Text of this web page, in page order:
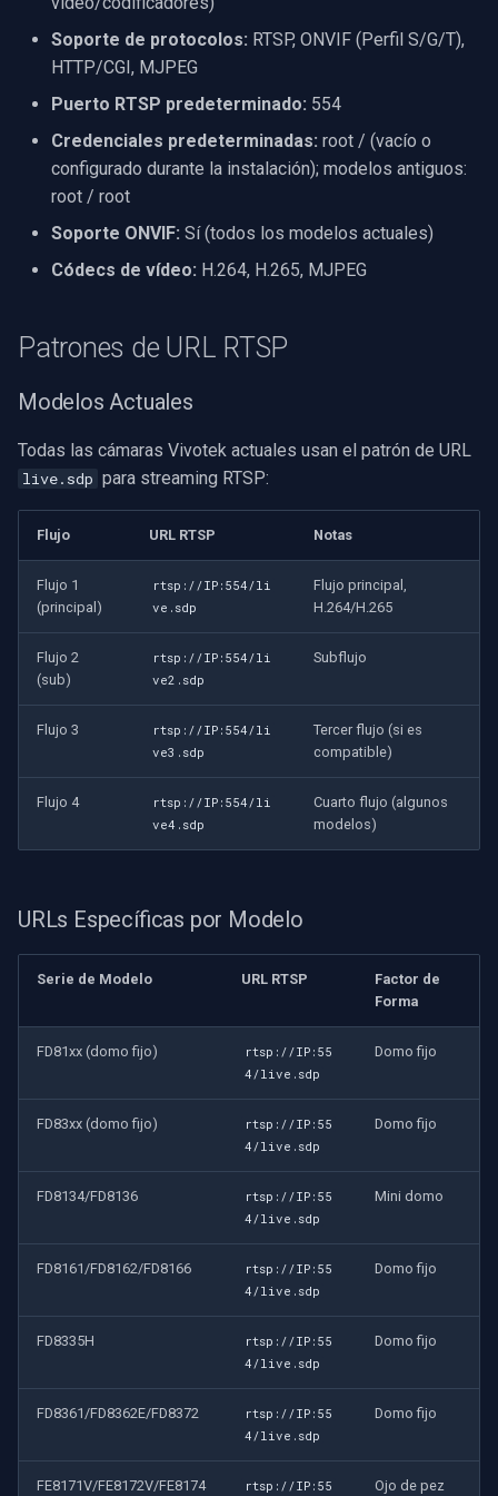
Detección de eventos de
Motores X
VideoView Establecer
Imagen Personalizada
Zoom en Fotograma de
Compositor de Video en Vivo
Puente
ElevenLabs
Especial
NVIDIA
AMA
OpenCV
OpenGL
Específico de Linux
Específico de Apple
Recursos Relacionados
Captura de Video (WMV)
Crossbar de Entrada de
Renderizador de Video
Soporte de protocolos: RTSP, ONVIF (Perfil S/G/T),
HTTP/CGI, MJPEG
Puerto RTSP predeterminado: 554
Credenciales predeterminadas: root / (vacío o
configurado durante la instalación); modelos antiguos:
root / root
Soporte ONVIF: Sí (todos los modelos actuales)
Códecs de vídeo: H.264, H.265, MJPEG
Patrones de URL RTSP
Modelos Actuales
Todas las cámaras Vivotek actuales usan el patrón de URL
live.sdp para streaming RTSP:
Flujo URL RTSP Notas
Flujo 1
(principal)
rtsp://IP:554/li
ve.sdp
Flujo principal,
H.264/H.265
Flujo 2
(sub)
rtsp://IP:554/li
ve2.sdp
Subflujo
Flujo 3
rtsp://IP:554/li
ve3.sdp
Tercer flujo (si es
compatible)
Flujo 4
rtsp://IP:554/li
ve4.sdp
Cuarto flujo (algunos
modelos)
URLs Específicas por Modelo
Serie de Modelo URL RTSP
Factor de
Forma
FD81xx (domo fijo)
rtsp://IP:55
4/live.sdp
Domo fijo
FD83xx (domo fijo)
rtsp://IP:55
4/live.sdp
Domo fijo
FD8134/FD8136
rtsp://IP:55
4/live.sdp
Mini domo
FD8161/FD8162/FD8166
rtsp://IP:55
4/live.sdp
Domo fijo
FD8335H
rtsp://IP:55
4/live.sdp
Domo fijo
FD8361/FD8362E/FD8372
rtsp://IP:55
4/live.sdp
Domo fijo
FE8171V/FE8172V/FE8174 rtsp://IP:55 Ojo de pez